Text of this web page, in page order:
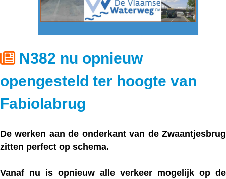
N382 nu opnieuw
opengesteld ter hoogte van
Fabiolabrug
De werken aan de onderkant van de Zwaantjesbrug
zitten perfect op schema.
Vanaf nu is opnieuw alle verkeer mogelijk op de